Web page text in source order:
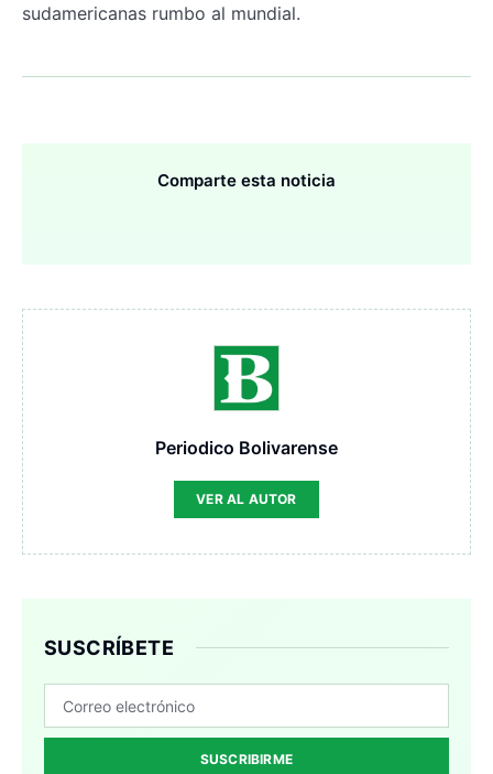
sudamericanas rumbo al mundial.
Comparte esta noticia
Periodico Bolivarense
VER AL AUTOR
SUSCRÍBETE
SUSCRIBIRME